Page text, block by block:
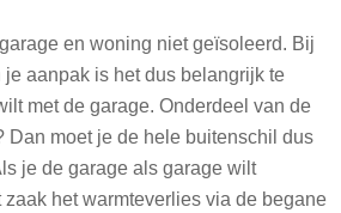
en woning niet geïsoleerd. Bij
je aanpak is het dus belangrijk te
met de garage. Onderdeel van de
Dan moet je de hele buitenschil dus
je de garage als garage wilt
zaak het warmteverlies via de begane